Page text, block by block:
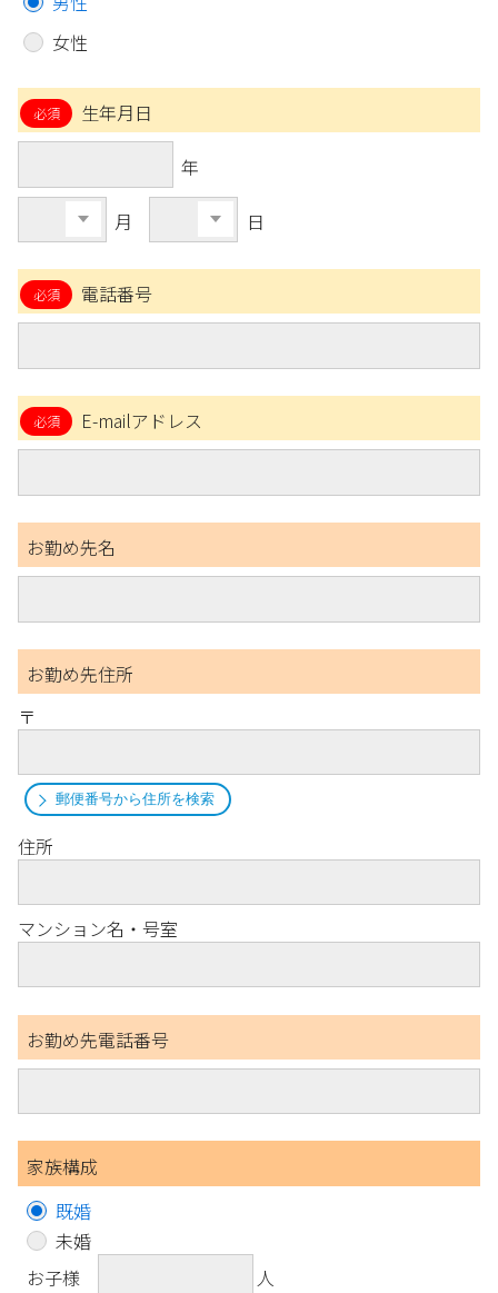
女性
生年月日
年
月 日
電話番号
E-mailアドレス
お勤め先名
お勤め先住所
〒
郵便番号から住所を検索
住所
マンション名・号室
お勤め先電話番号
家族構成
既婚
未婚
お子様
人